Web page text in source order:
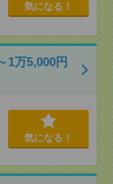
気になる！
1万5,000円
気になる！